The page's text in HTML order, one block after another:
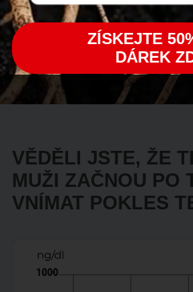
ZÍSKEJTE
DÁREK
VĚDĚLI JSTE, ŽE
MUŽI ZAČNOU PO
VNÍMAT POKLES